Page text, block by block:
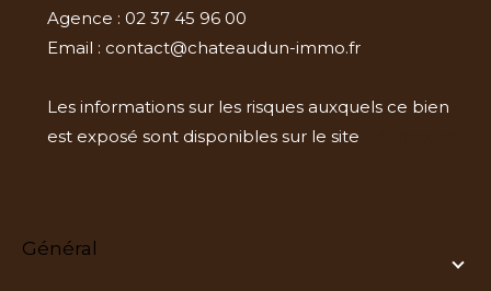
Agence : 02 37 45 96 00
Email : contact@chateaudun-immo.fr
Les informations sur les risques auxquels ce bien
est exposé sont disponibles sur le site
général